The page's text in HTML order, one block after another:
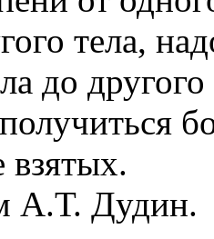
тела,
до
взятых.
А.Т. Дудин.